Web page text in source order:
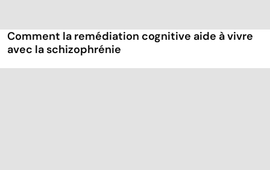
Comment la remédiation cognitive aide à vivre
avec la schizophrénie